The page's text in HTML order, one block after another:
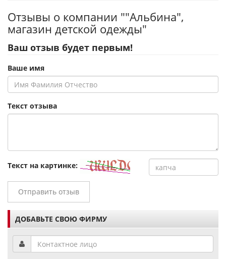
Отзывы о компании ""Альбина",
магазин детской одежды"
Ваш отзыв будет первым!
Ваше имя
Текст отзыва
Текст на картинке:
Отправить отзыв
ДОБАВЬТЕ СВОЮ ФИРМУ